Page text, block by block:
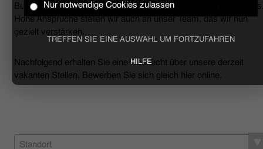
Nur notwendige Cookies zulassen
TREFFEN SIE EINE AUSWAHL UM FORTZUFAHREN
HILFE
BUSINESS
UNTERNEHMEN
NACHHALTIGKEIT
Business- als auch mit lässigen Casual-Hemden und Polo-
Hohe Ansprüche stellen wir auch an unser Team, das wir nun
gezielt verstärken.
Nachfolgend erhalten Sie eine Übersicht über unsere derzeit
vakanten Stellen. Bewerben Sie sich gleich hier online.
Standort